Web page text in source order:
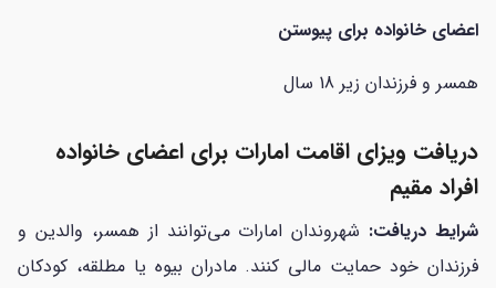
اعضای خانواده برای پیوستن
همسر و فرزندان زیر 18 سال
دریافت ویزای اقامت امارات برای اعضای خانواده
افراد مقیم
شرایط دریافت: شهروندان امارات می‌توانند از همسر، والدین و
فرزندان خود حمایت مالی کنند. مادران بیوه یا مطلقه، کودکان